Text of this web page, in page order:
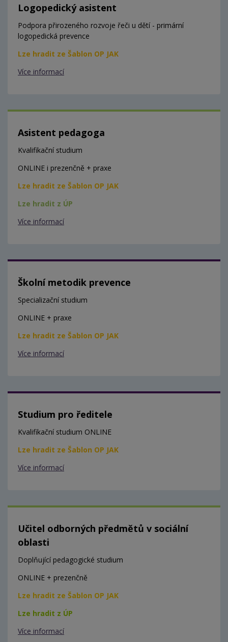
Logopedický asistent
Podpora přirozeného rozvoje řeči u dětí - primární
logopedická prevence
Lze hradit ze Šablon OP JAK
Více informací
Asistent pedagoga
Kvalifikační studium
ONLINE i prezenčně + praxe
Lze hradit ze Šablon OP JAK
Lze hradit z ÚP
Více informací
Školní metodik prevence
Specializační studium
ONLINE + praxe
Lze hradit ze Šablon OP JAK
Více informací
Studium pro ředitele
Kvalifikační studium ONLINE
Lze hradit ze Šablon OP JAK
Více informací
Učitel odborných předmětů v sociální
oblasti
Doplňující pedagogické studium
ONLINE + prezenčně
Lze hradit ze Šablon OP JAK
Lze hradit z ÚP
Více informací